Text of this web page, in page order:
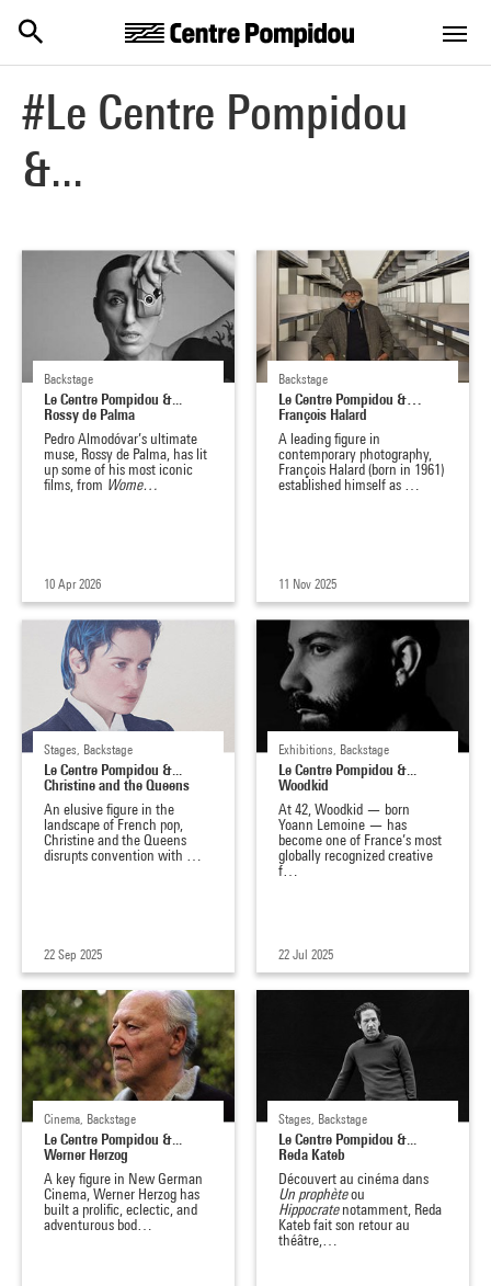
#Le Centre Pompidou
&...
Backstage
Le Centre Pompidou &...
Rossy de Palma
Pedro Almodóvar’s ultimate
muse, Rossy de Palma, has lit
up some of his most iconic
films, from Wome…
10 Apr 2026
Backstage
Le Centre Pompidou &…
François Halard
A leading figure in
contemporary photography,
François Halard (born in 1961)
established himself as …
11 Nov 2025
Stages, Backstage
Le Centre Pompidou &...
Christine and the Queens
An elusive figure in the
landscape of French pop,
Christine and the Queens
disrupts convention with …
22 Sep 2025
Exhibitions, Backstage
Le Centre Pompidou &...
Woodkid
At 42, Woodkid — born
Yoann Lemoine — has
become one of France’s most
globally recognized creative
f…
22 Jul 2025
Cinema, Backstage
Le Centre Pompidou &...
Werner Herzog
A key figure in New German
Cinema, Werner Herzog has
built a prolific, eclectic, and
adventurous bod…
Stages, Backstage
Le Centre Pompidou &...
Reda Kateb
Découvert au cinéma dans
Un prophèteou
Hippocratenotamment, Reda
Kateb fait son retour au
théâtre,…